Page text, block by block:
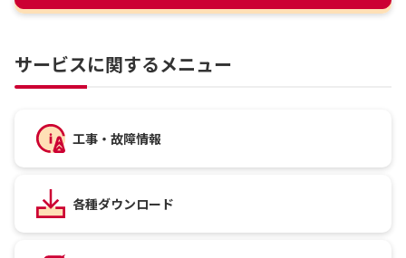
サービスに関するメニュー
工事・故障情報
各種ダウンロード